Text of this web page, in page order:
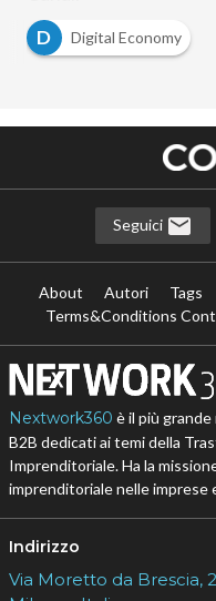
D
Digital Economy
Seguici
About Autori Tags
Terms&Conditions
Nextwork360 è il più
B2B dedicati ai temi della
Imprenditoriale. Ha la
imprenditoriale nelle imprese
Indirizzo
Via Moretto da Brescia,